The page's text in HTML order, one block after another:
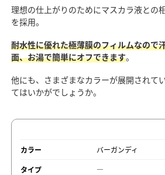
理想の仕上がりのためにマスカラ液との
を採用。
耐水性に優れた極薄膜のフィルムなので
面、お湯で簡単にオフできます。
他にも、さまざまなカラーが展開されて
てはいかがでしょうか。
カラー
バーガンディ
タイプ
―